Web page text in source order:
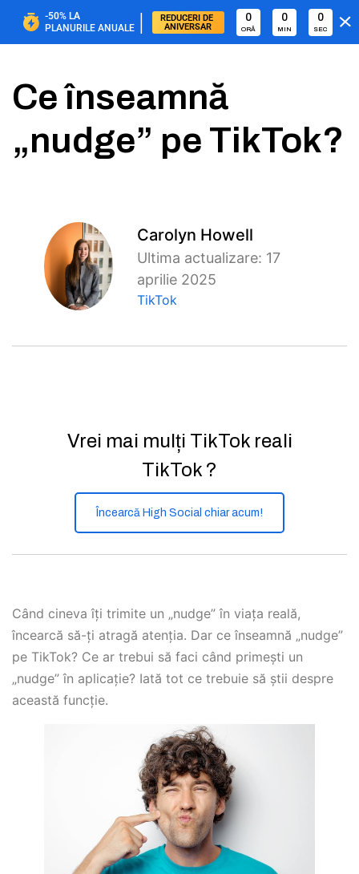
-50% LA
PLANURILE ANUALE |
REDUCERI DE
ANIVERSAR
0
ORĂ
0
MIN
0
SEC
Ce înseamnă
„nudge” pe TikTok?
Carolyn Howell
Ultima actualizare: 17
aprilie 2025
TikTok
Vrei mai mulți TikTok reali
TikTok ?
Încearcă High Social chiar acum!
Când cineva îți trimite un „nudge” în viața reală,
încearcă să-ți atragă atenția. Dar ce înseamnă „nudge”
pe TikTok? Ce ar trebui să faci când primești un
„nudge” în aplicație? Iată tot ce trebuie să știi despre
această funcție.